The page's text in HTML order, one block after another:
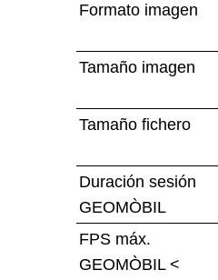
Formato imagen
Tamaño imagen
Tamaño fichero
Duración sesión
GEOMÒBIL
FPS máx.
GEOMÒBIL <